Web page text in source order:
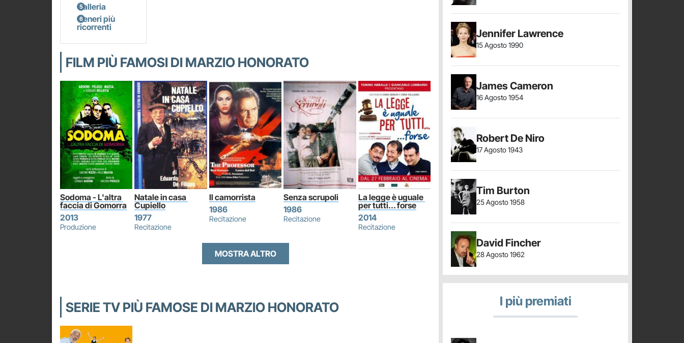
Galleria
Generi più
ricorrenti
FILM PIÙ FAMOSI DI MARZIO HONORATO
Sodoma - L'altra
faccia di Gomorra
2013
Produzione
Natale in casa
Cupiello
1977
Recitazione
Il camorrista
1986
Recitazione
Senza scrupoli
1986
Recitazione
La legge è uguale
per tutti... forse
2014
Recitazione
MOSTRA ALTRO
SERIE TV PIÙ FAMOSE DI MARZIO HONORATO
Jennifer Lawrence
15 Agosto 1990
James Cameron
16 Agosto 1954
Robert De Niro
17 Agosto 1943
Tim Burton
25 Agosto 1958
David Fincher
28 Agosto 1962
I più premiati